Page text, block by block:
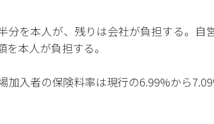
分を本人が、残りは会社が負担する。自
本人が負担する。
加入者の保険料率は現行の6.99%から